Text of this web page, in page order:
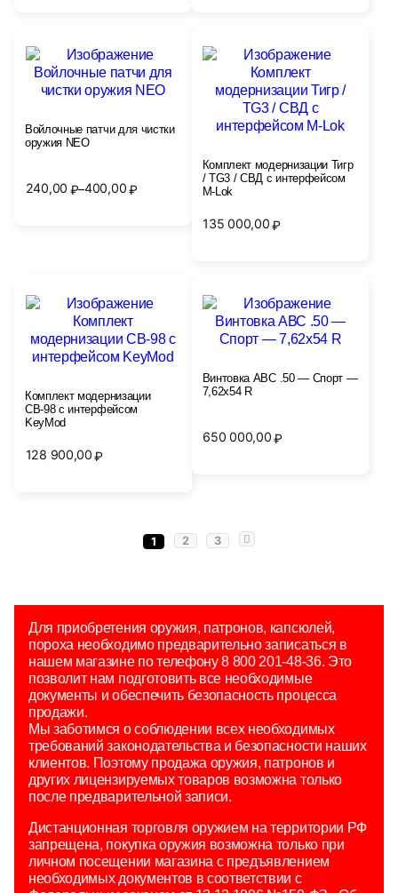
Войлочные патчи для чистки
оружия NEO
240,00 ₽–400,00₽
Диапазон
Комплект модернизации Тигр
/ TG3 / СВД с интерфейсом
M-Lok
135 000,00₽
Комплект модернизации
СВ-98 с интерфейсом
KeyMod
128 900,00 ₽
Винтовка АВС .50 — Спорт —
7,62х54 R
650 000,00₽
1 2 3
Для приобретения оружия, патронов, капсюлей,
пороха необходимо предварительно записаться в
нашем магазине по телефону 8 800 201-48-36. Это
позволит нам подготовить все необходимые
документы и обеспечить безопасность процесса
продажи.
Мы заботимся о соблюдении всех необходимых
требований законодательства и безопасности наших
клиентов. Поэтому продажа оружия, патронов и
других лицензируемых товаров возможна только
после предварительной записи.
Дистанционная торговля оружием на территории РФ
запрещена, покупка оружия возможна только при
личном посещении магазина с предъявлением
необходимых документов в соответствии с